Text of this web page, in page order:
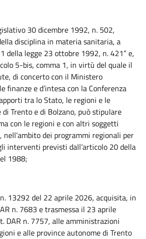
30 dicembre 1992, n. 502,
disciplina in materia sanitaria, a
della legge 23 ottobre 1992, n. 421” e,
5-bis, comma 1, in virtù del quale il
di concerto con il Ministero
finanze e d’intesa con la Conferenza
tra lo Stato, le regioni e le
Trento e di Bolzano, può stipulare
con le regioni e con altri soggetti
dei programmi regionali per
interventi previsti dall’articolo 20 della
1988;
13292 del 22 aprile 2026, acquisita, in
n. 7683 e trasmessa il 23 aprile
DAR n. 7757, alle amministrazioni
e alle province autonome di Trento